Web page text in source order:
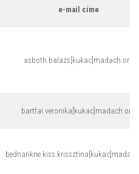
e-mail címe
asboth.balazs[kukac]madach.org
bartfai.veronika[kukac]madach.org